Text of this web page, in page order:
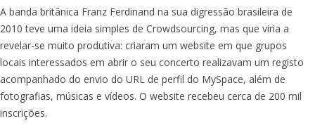
A banda britânica Franz Ferdinand na sua digressão brasileira de
2010 teve uma ideia simples de Crowdsourcing, mas que viria a
revelar-se muito produtiva: criaram um website em que grupos
locais interessados em abrir o seu concerto realizavam um registo
acompanhado do envio do URL de perfil do MySpace, além de
fotografias, músicas e vídeos. O website recebeu cerca de 200 mil
inscrições.